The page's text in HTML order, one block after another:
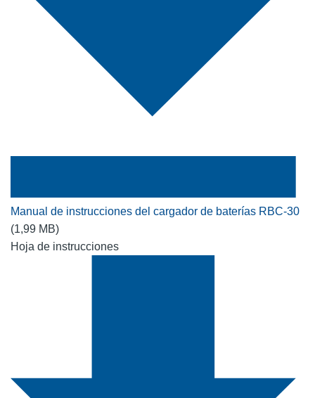
Manual de instrucciones del cargador de baterías RBC-30
(1,99 MB)
Hoja de instrucciones